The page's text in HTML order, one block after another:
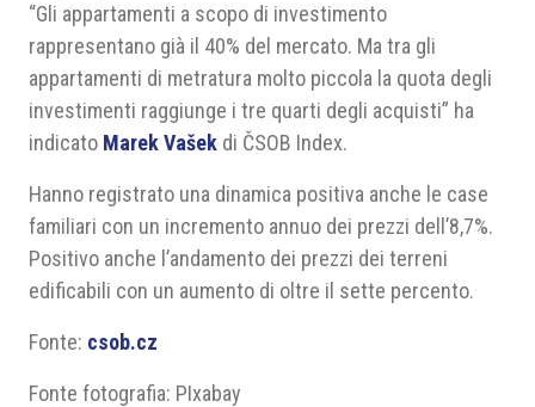
“Gli appartamenti a scopo di investimento
rappresentano già il 40% del mercato. Ma tra gli
appartamenti di metratura molto piccola la quota degli
investimenti raggiunge i tre quarti degli acquisti” ha
indicato Marek Vašek di ČSOB Index.
Hanno registrato una dinamica positiva anche le case
familiari con un incremento annuo dei prezzi dell’8,7%.
Positivo anche l’andamento dei prezzi dei terreni
edificabili con un aumento di oltre il sette percento.
Fonte: csob.cz
Fonte fotografia: PIxabay